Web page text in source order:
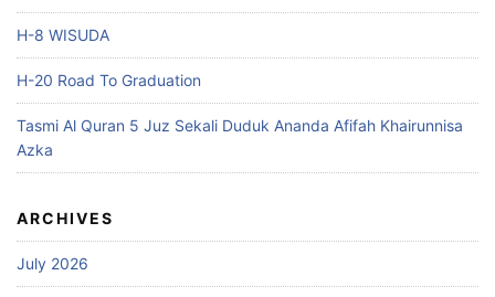
H-8 WISUDA
H-20 Road To Graduation
Tasmi Al Quran 5 Juz Sekali Duduk Ananda Afifah Khairunnisa
Azka
ARCHIVES
July 2026